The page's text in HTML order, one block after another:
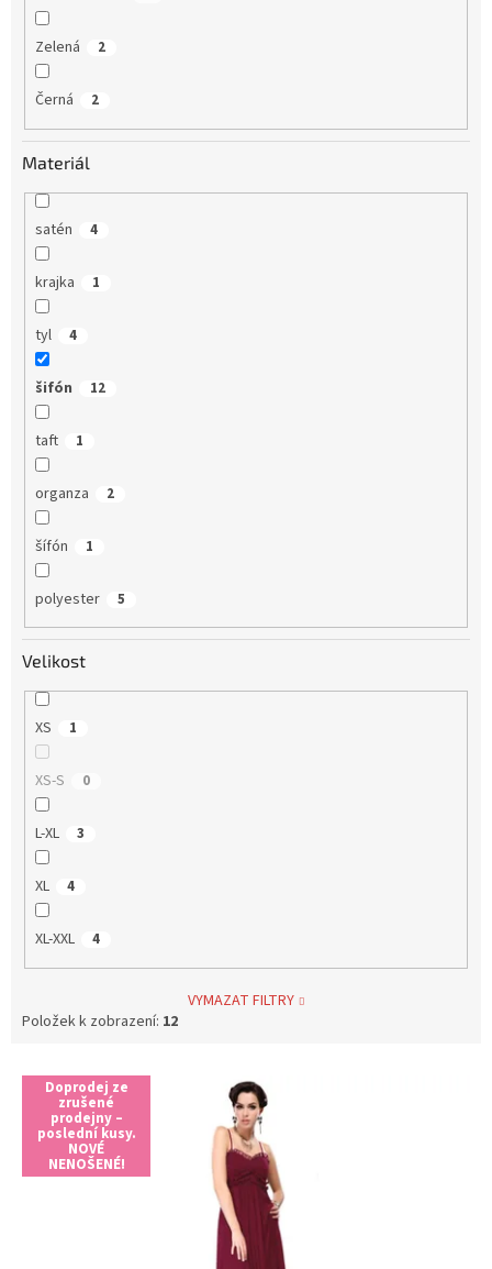
Zelená 2
Černá 2
Materiál
satén 4
krajka 1
tyl 4
šifón 12
taft 1
organza 2
šífón 1
polyester 5
Velikost
XS 1
XS-S 0
L-XL 3
XL 4
XL-XXL 4
VYMAZAT FILTRY
Položek k zobrazení: 12
V
Doprodej ze
zrušené
prodejny –
poslední kusy.
NOVÉ
NENOŠENÉ!